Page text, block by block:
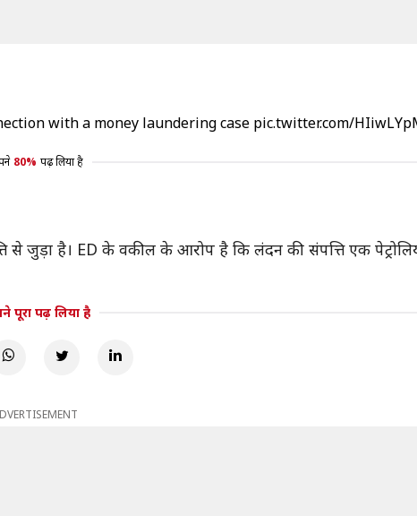
with a money laundering case pic.twitter.com/
80% पढ़ लिया है
से जुड़ा है। ED के वकील के आरोप है कि लंदन की संपत्ति एक
पूरा पढ़ लिया है